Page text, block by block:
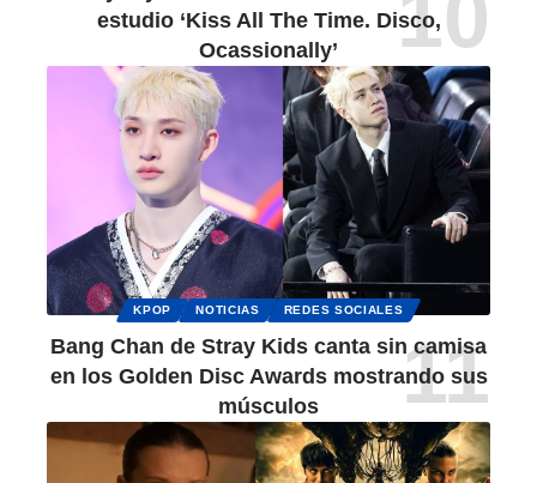
estudio ‘Kiss All The Time. Disco,
Ocassionally’
KPOP NOTICIAS REDES SOCIALES
Bang Chan de Stray Kids canta sin camisa
en los Golden Disc Awards mostrando sus
músculos